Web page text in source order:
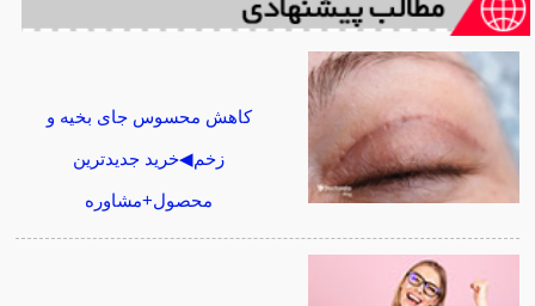
کاهش محسوس جای بخیه و
زخم◀خرید جدیدترین
محصول+مشاوره